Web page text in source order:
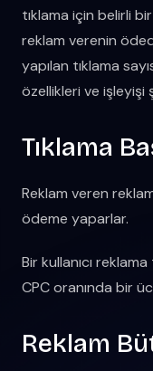
tıklama için belirli
reklam verenin
yapılan tıklama
özellikleri ve işleyişi
Tıklama
Reklam veren
ödeme yaparlar.
Bir kullanıcı
CPC oranında bir
Reklam